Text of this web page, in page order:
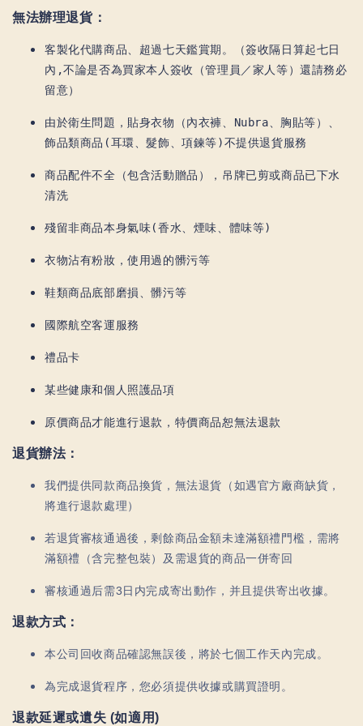
無法辦理退貨：
客製化代購商品、超過七天鑑賞期。（簽收隔日算起七日
內,不論是否為買家本人簽收（管理員／家人等）還請務必
留意）
由於衛生問題，貼身衣物（內衣褲、Nubra、胸貼等）、
飾品類商品(耳環、髮飾、項鍊等)不提供退貨服務
商品配件不全（包含活動贈品），吊牌已剪或商品已下水
清洗
殘留非商品本身氣味(香水、煙味、體味等)
衣物沾有粉妝，使用過的髒污等
鞋類商品底部磨損、髒污等
國際航空客運服務
禮品卡
某些健康和個人照護品項
原價商品才能進行退款，特價商品恕無法退款
退貨辦法：
我們提供同款商品換貨，無法退貨（如遇官方廠商缺貨，
將進行退款處理）
若退貨審核通過後，剩餘商品金額未達滿額禮門檻，需將
滿額禮（含完整包裝）及需退貨的商品一併寄回
審核通過后需3日内完成寄出動作，并且提供寄出收據。
退款方式：
本公司回收商品確認無誤後，將於七個工作天內完成。
為完成退貨程序，您必須提供收據或購買證明。
退款延遲或遺失 (如適用)